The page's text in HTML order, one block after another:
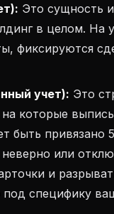
Это сущность
в целом. На
фиксируются
учет): Это
которые
быть привязано
неверно или
и
специфику